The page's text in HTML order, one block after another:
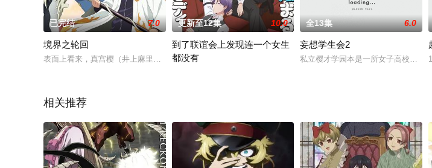
已完结 7.0
境界之轮回
表面上看来，真宫樱（井上麻里奈 配音）只是一介平平无奇的女高中生，然而，童年时代的特殊遭遇让她拥有
更新至12集 10.0
到了联谊会上发现连一个女生
都没有
全13集 6.0
妄想学生会2
私立樱才学园本是一所女子高校，然
相关推荐